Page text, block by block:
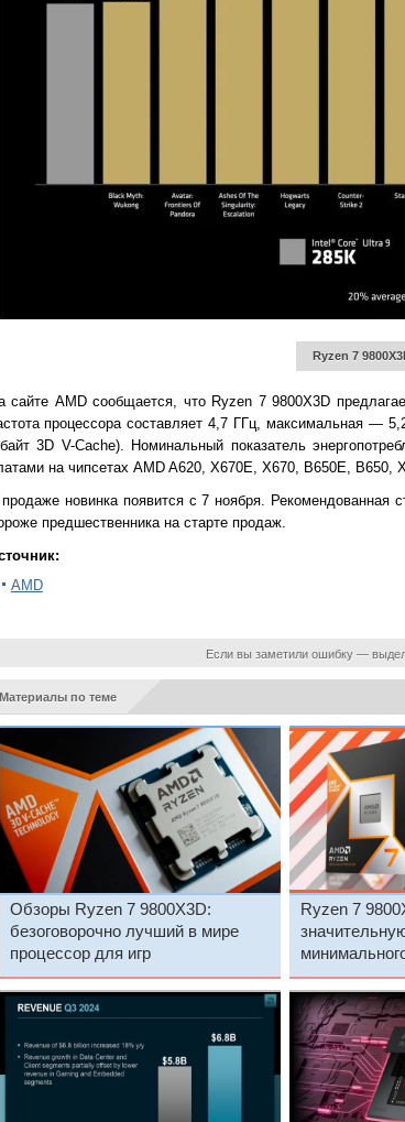
Ryzen 7
сайте AMD сообщается, что Ryzen 7 9800X3D
процессора составляет 4,7 ГГц, максимальная —
3D V-Cache). Номинальный показатель
на чипсетах AMD A620, X670E, X670, B650E, B650,
новинка появится с 7 ноября. Рекомендованная
предшественника на старте продаж.
AMD
Если вы заметили ошибку —
Материалы по теме
Обзоры Ryzen 7 9800X3D:
безоговорочно лучший в мире
процессор для игр
Ryzen 7
сравнению с